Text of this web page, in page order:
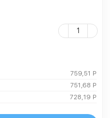
759,51 Р
751,68 Р
728,19 Р